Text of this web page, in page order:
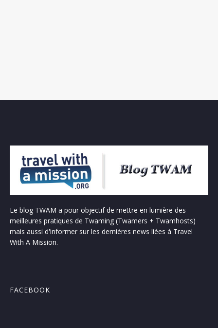
Le blog TWAM a pour objectif de mettre en lumière des
meilleures pratiques de Twaming (Twamers + Twamhosts)
mais aussi d'informer sur les dernières news liées à Travel
With A Mission.
FACEBOOK